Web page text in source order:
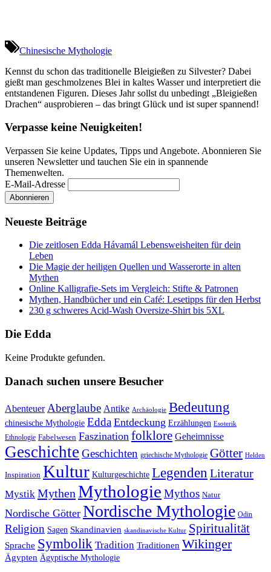
Chinesische Mythologie
Kennst du schon das traditionelle Bleigießen zu Silvester? Dabei
gießt man geschmolzenes Blei in kaltes Wasser und interpretiert die
entstandenen Figuren. Dieses Jahr sollst du unbedingt „Bleigießen
Drachen“ ausprobieren – das bringt Glück und ist super spannend!
Verpasse keine Neuigkeiten!
Verpassen Sie keine Updates, Tipps und Angebote. Abonnieren Sie
unseren Newsletter und tauchen Sie ein in spannende
Themenwelten.
E-Mail-Adresse
Neueste Beiträge
Die zeitlosen Edda Hávamál Lebensweisheiten für dein
Leben
Die Magie der heiligen Quellen und Wasserorte in alten
Mythen
Online Kalligrafie‑Sets im Vergleich: Stifte & Patronen
Mythen, Handbücher und ein Café: Lesetipps für den Herbst
230 g schweres Acid-Wash Oversize-Shirt bis 5XL
Die Edda
Keine Produkte gefunden.
Danach suchen unsere Besucher
Abenteuer Aberglaube Antike Archäologie Bedeutung
chinesische Mythologie Edda Entdeckung Erzählungen Esoterik
Ethnologie Fabelwesen Faszination folklore Geheimnisse
Geschichte Geschichten griechische Mythologie Götter Helden
Inspiration Kultur Kulturgeschichte Legenden Literatur
Mystik Mythen Mythologie Mythos Natur
Nordische Götter Nordische Mythologie Odin
Religion Sagen Skandinavien skandinavische Kultur Spiritualität
Sprache Symbolik Tradition Traditionen Wikinger
Ägypten Ägyptische Mythologie